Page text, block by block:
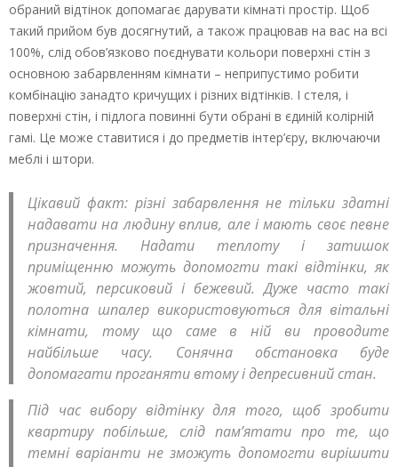
обраний відтінок допомагає дарувати кімнаті простір. Щоб
такий прийом був досягнутий, а також працював на вас на всі
100%, слід обов’язково поєднувати кольори поверхні стін з
основною забарвленням кімнати – неприпустимо робити
комбінацію занадто кричущих і різних відтінків. І стеля, і
поверхні стін, і підлога повинні бути обрані в єдиній колірній
гамі. Це може ставитися і до предметів інтер’єру, включаючи
меблі і штори.
Цікавий факт: різні забарвлення не тільки здатні
надавати на людину вплив, але і мають своє певне
призначення. Надати теплоту і затишок
приміщенню можуть допомогти такі відтінки, як
жовтий, персиковий і бежевий. Дуже часто такі
полотна шпалер використовуються для вітальні
кімнати, тому що саме в ній ви проводите
найбільше часу. Сонячна обстановка буде
допомагати проганяти втому і депресивний стан.
Під час вибору відтінку для того, щоб зробити
квартиру побільше, слід пам’ятати про те, що
темні варіанти не зможуть допомогти вирішити